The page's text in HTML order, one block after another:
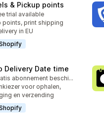
& Pickup points
totaal
trial available
points, print shipping
in EU
Delivery Date time
in totaal
Gratis abonnement beschikbaar
voor ophalen,
en verzending